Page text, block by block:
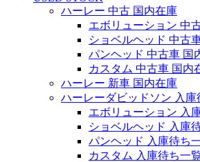
ハーレー 中古 国内在庫
エボリューション 中
ショベルヘッド 中古
パンヘッド 中古車 国
カスタム 中古車 国内
ハーレー 新車 国内在庫
ハーレーダビッドソン 入庫
エボリューション 入
ショベルヘッド 入庫
パンヘッド 入庫待ち
カスタム 入庫待ち一